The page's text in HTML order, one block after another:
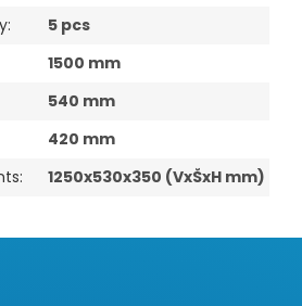
:
5 pcs
1500 mm
540 mm
420 mm
: 1250x530x350 (VxŠxH mm)